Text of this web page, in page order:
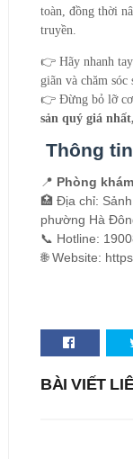
toàn, đồng thời
truyền.
👉Hãy nhanh
giãn và chăm sóc
👉Đừng bỏ lỡ cơ
sản quý giá
Thông
📍 Phòng
🏥 Địa chỉ:
phường Hà
📞 Hotline:
🌐 Website:
BÀI VIẾT